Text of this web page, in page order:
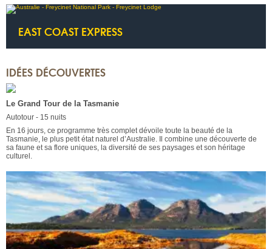
EAST COAST EXPRESS
IDÉES DÉCOUVERTES
Le Grand Tour de la Tasmanie
Autotour - 15 nuits
En 16 jours, ce programme très complet dévoile toute la beauté de la
Tasmanie, le plus petit état naturel d’Australie. Il combine une découverte de
sa faune et sa flore uniques, la diversité de ses paysages et son héritage
culturel.